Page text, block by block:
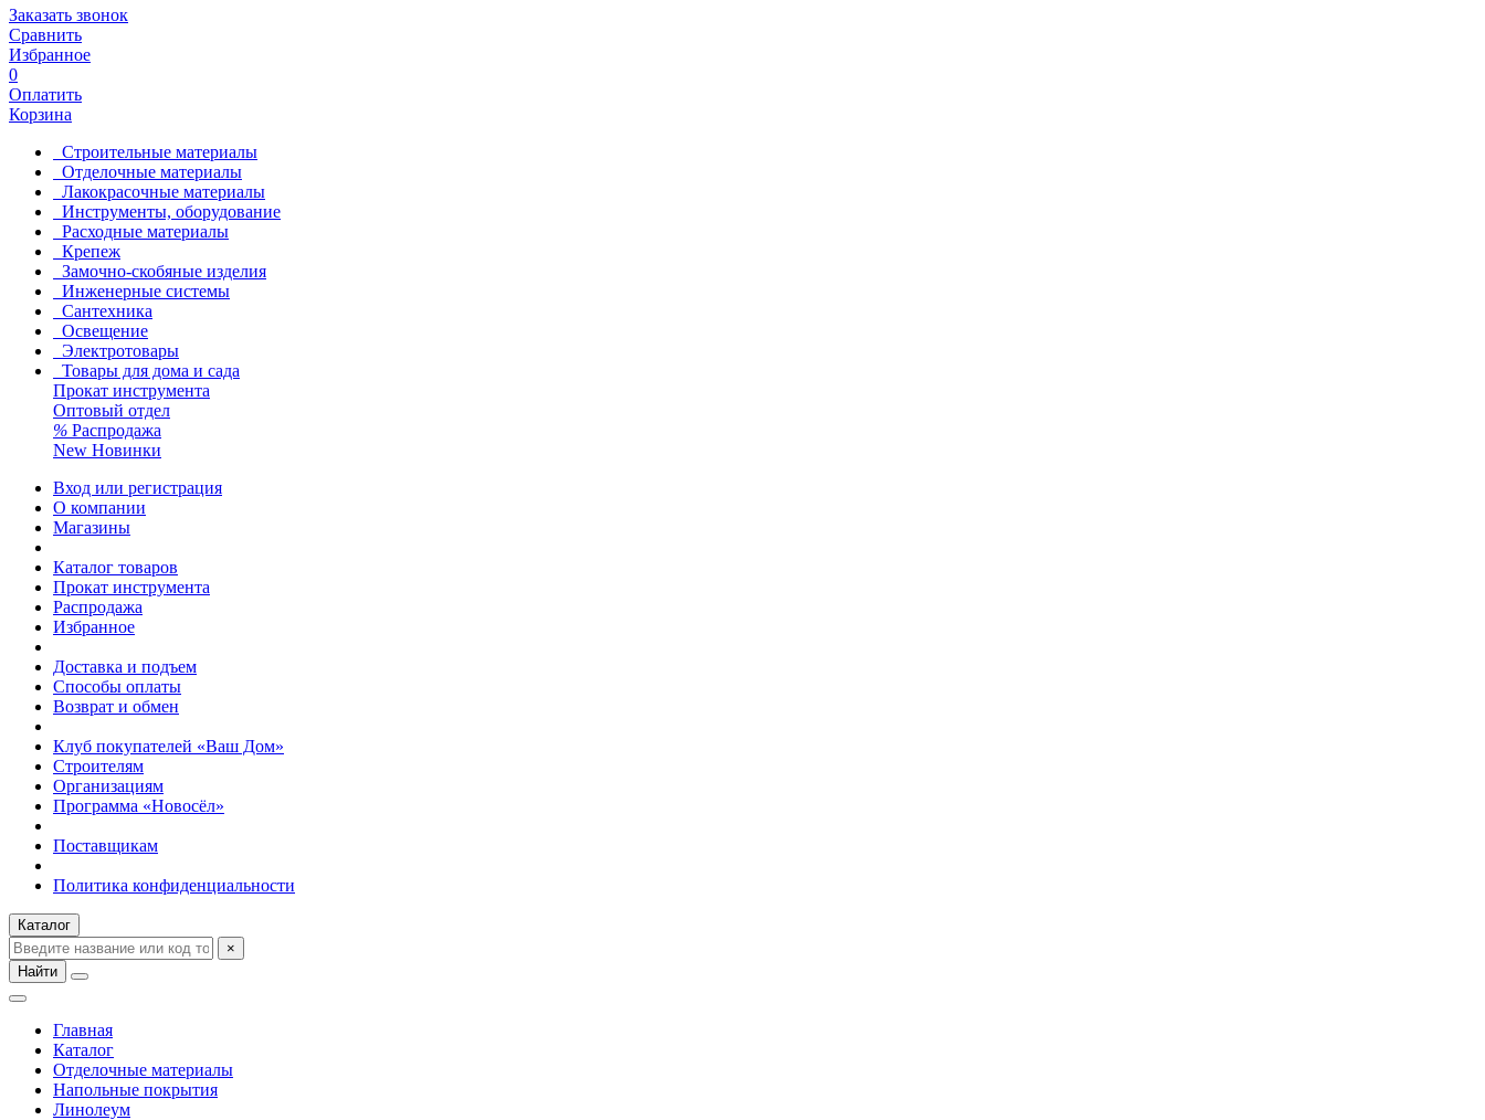
Заказать звонок
Сравнить
Избранное
0
Оплатить
Корзина
Строительные материалы
Отделочные материалы
Лакокрасочные материалы
Инструменты, оборудование
Расходные материалы
Крепеж
Замочно-скобяные изделия
Инженерные системы
Сантехника
Освещение
Электротовары
Товары для дома и сада
Прокат инструмента
Оптовый отдел
% Распродажа
New Новинки
Вход или регистрация
О компании
Магазины
Каталог товаров
Прокат инструмента
Распродажа
Избранное
Доставка и подъем
Способы оплаты
Возврат и обмен
Клуб покупателей «Ваш Дом»
Строителям
Организациям
Программа «Новосёл»
Поставщикам
Политика конфиденциальности
Каталог
×
Найти
Главная
Каталог
Отделочные материалы
Напольные покрытия
Линолеум